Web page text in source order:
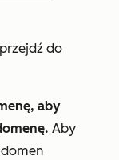
do
aby
Aby